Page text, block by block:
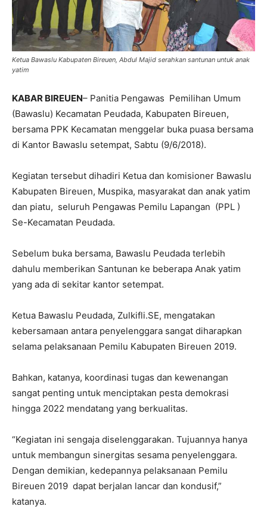
Ketua Bawaslu Kabupaten Bireuen, Abdul Majid serahkan santunan untuk anak
yatim
KABAR BIREUEN– Panitia Pengawas Pemilihan Umum
(Bawaslu) Kecamatan Peudada, Kabupaten Bireuen,
bersama PPK Kecamatan menggelar buka puasa bersama
di Kantor Bawaslu setempat, Sabtu (9/6/2018).
Kegiatan tersebut dihadiri Ketua dan komisioner Bawaslu
Kabupaten Bireuen, Muspika, masyarakat dan anak yatim
dan piatu, seluruh Pengawas Pemilu Lapangan (PPL )
Se-Kecamatan Peudada.
Sebelum buka bersama, Bawaslu Peudada terlebih
dahulu memberikan Santunan ke beberapa Anak yatim
yang ada di sekitar kantor setempat.
Ketua Bawaslu Peudada, Zulkifli.SE, mengatakan
kebersamaan antara penyelenggara sangat diharapkan
selama pelaksanaan Pemilu Kabupaten Bireuen 2019.
Bahkan, katanya, koordinasi tugas dan kewenangan
sangat penting untuk menciptakan pesta demokrasi
hingga 2022 mendatang yang berkualitas.
“Kegiatan ini sengaja diselenggarakan. Tujuannya hanya
untuk membangun sinergitas sesama penyelenggara.
Dengan demikian, kedepannya pelaksanaan Pemilu
Bireuen 2019 dapat berjalan lancar dan kondusif,”
katanya.